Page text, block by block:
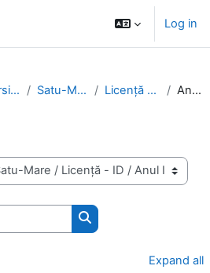
Log in
Extensii universitare Satu-Mare Licență - ID Anul I
Search courses
Expand all